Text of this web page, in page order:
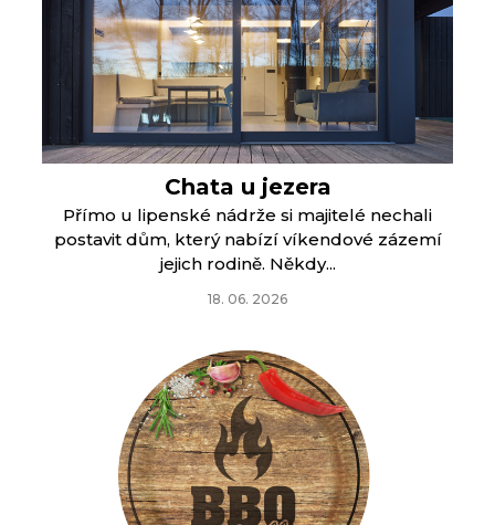
Chata u jezera
Přímo u lipenské nádrže si majitelé nechali
postavit dům, který nabízí víkendové zázemí
jejich rodině. Někdy...
18. 06. 2026